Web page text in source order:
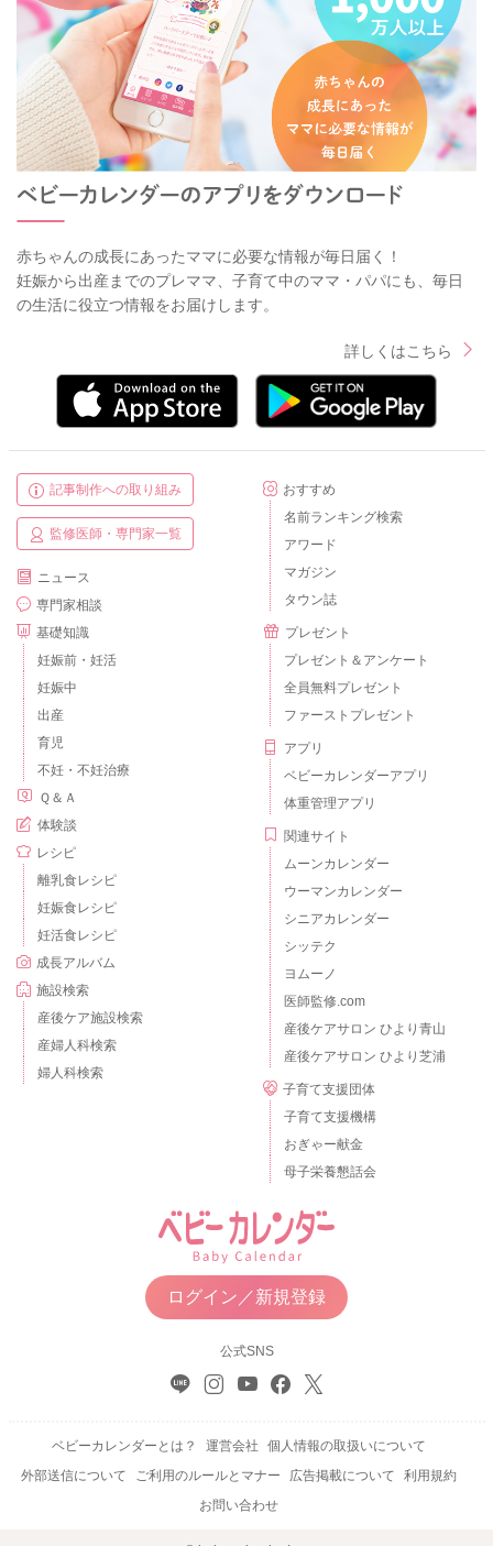
赤ちゃんの成長にあったママに必要な情報が毎日届く！
妊娠から出産までのプレママ、子育て中のママ・パパにも、毎日
の生活に役立つ情報をお届けします。
詳しくはこちら
記事制作への取り組み
監修医師・専門家一覧
ニュース
専門家相談
基礎知識
妊娠前・妊活
妊娠中
出産
育児
不妊・不妊治療
Ｑ＆Ａ
体験談
レシピ
離乳食レシピ
妊娠食レシピ
妊活食レシピ
成長アルバム
施設検索
産後ケア施設検索
産婦人科検索
婦人科検索
おすすめ
名前ランキング検索
アワード
マガジン
タウン誌
プレゼント
プレゼント＆アンケート
全員無料プレゼント
ファーストプレゼント
アプリ
ベビーカレンダーアプリ
体重管理アプリ
関連サイト
ムーンカレンダー
ウーマンカレンダー
シニアカレンダー
シッテク
ヨムーノ
医師監修.com
産後ケアサロン ひより青山
産後ケアサロン ひより芝浦
子育て支援団体
子育て支援機構
おぎゃー献金
母子栄養懇話会
ログイン／新規登録
公式SNS
ベビーカレンダーとは？ 運営会社
個人情報の取扱いについて
外部送信について
ご利用のルールとマナー 広告掲載について
利用規約
お問い合わせ